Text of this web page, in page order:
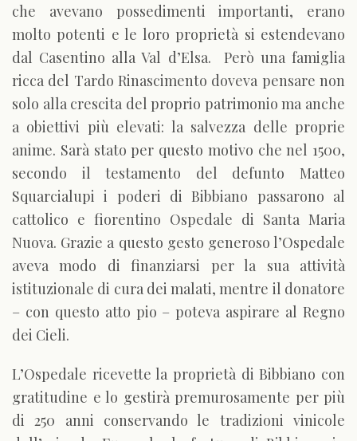
che avevano possedimenti importanti, erano
molto potenti e le loro proprietà si estendevano
dal Casentino alla Val d’Elsa. Però una famiglia
ricca del Tardo Rinascimento doveva pensare non
solo alla crescita del proprio patrimonio ma anche
a obiettivi più elevati: la salvezza delle proprie
anime. Sarà stato per questo motivo che nel 1500,
secondo il testamento del defunto Matteo
Squarcialupi i poderi di Bibbiano passarono al
cattolico e fiorentino Ospedale di Santa Maria
Nuova. Grazie a questo gesto generoso l’Ospedale
aveva modo di finanziarsi per la sua attività
istituzionale di cura dei malati, mentre il donatore
– con questo atto pio – poteva aspirare al Regno
dei Cieli.
L’Ospedale ricevette la proprietà di Bibbiano con
gratitudine e lo gestirà premurosamente per più
di 250 anni conservando le tradizioni vinicole